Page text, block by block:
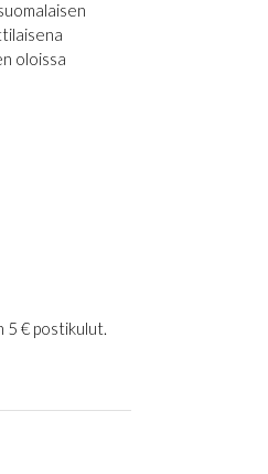
oloissa
5 € postikulut.